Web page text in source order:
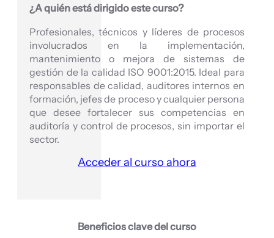
¿A quién está dirigido este curso?
Profesionales, técnicos y líderes de procesos
involucrados en la implementación,
mantenimiento o mejora de sistemas de
gestión de la calidad ISO 9001:2015. Ideal para
responsables de calidad, auditores internos en
formación, jefes de proceso y cualquier persona
que desee fortalecer sus competencias en
auditoría y control de procesos, sin importar el
sector.
Acceder al curso ahora
Beneficios clave del curso